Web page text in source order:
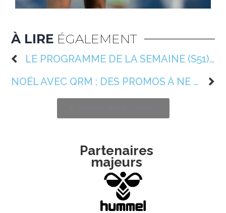
À LIRE ÉGALEMENT
LE PROGRAMME DE LA SEMAINE (S51) 📆
NOËL AVEC QRM : DES PROMOS À NE PAS MANQUER EN BOUTIQUE !
Partenaires
majeurs